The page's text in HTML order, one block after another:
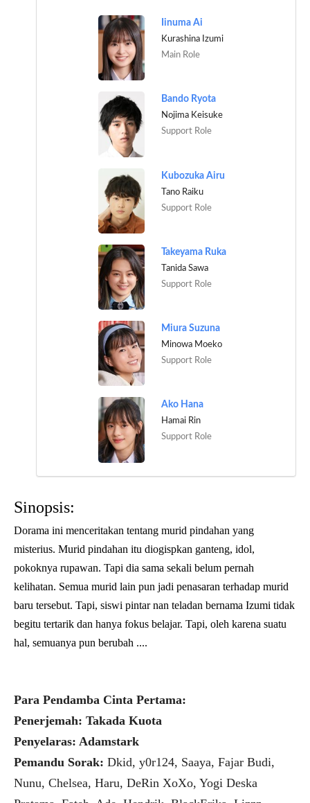
Iinuma Ai
Kurashina Izumi
Main Role
Bando Ryota
Nojima Keisuke
Support Role
Kubozuka Airu
Tano Raiku
Support Role
Takeyama Ruka
Tanida Sawa
Support Role
Miura Suzuna
Minowa Moeko
Support Role
Ako Hana
Hamai Rin
Support Role
Sinopsis:
Dorama ini menceritakan tentang murid pindahan yang
misterius. Murid pindahan itu diogispkan ganteng, idol,
pokoknya rupawan. Tapi dia sama sekali belum pernah
kelihatan. Semua murid lain pun jadi penasaran terhadap murid
baru tersebut. Tapi, siswi pintar nan teladan bernama Izumi tidak
begitu tertarik dan hanya fokus belajar. Tapi, oleh karena suatu
hal, semuanya pun berubah ....
Para Pendamba Cinta Pertama:
Penerjemah: Takada Kuota
Penyelaras: Adamstark
Pemandu Sorak: Dkid, y0r124, Saaya, Fajar Budi,
Nunu, Chelsea, Haru, DeRin XoXo, Yogi Deska